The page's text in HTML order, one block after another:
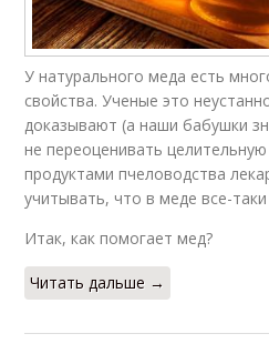
У натурального меда есть
свойства. Ученые это
доказывают (а наши бабушки
не переоценивать
продуктами пчеловодства
учитывать, что в меде все-
Итак, как помогает мед?
Читать дальше →